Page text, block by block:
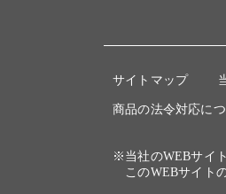
サイトマップ
商品の法令対応に
※当社のWEBサイ
このWEBサイト